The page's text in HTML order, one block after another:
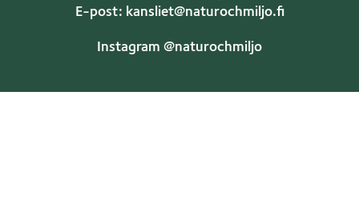
E-post: kansliet@naturochmiljo.fi
Instagram @naturochmiljo